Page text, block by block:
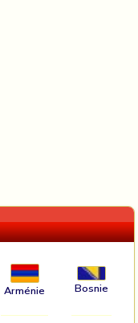
Arménie Bosnie